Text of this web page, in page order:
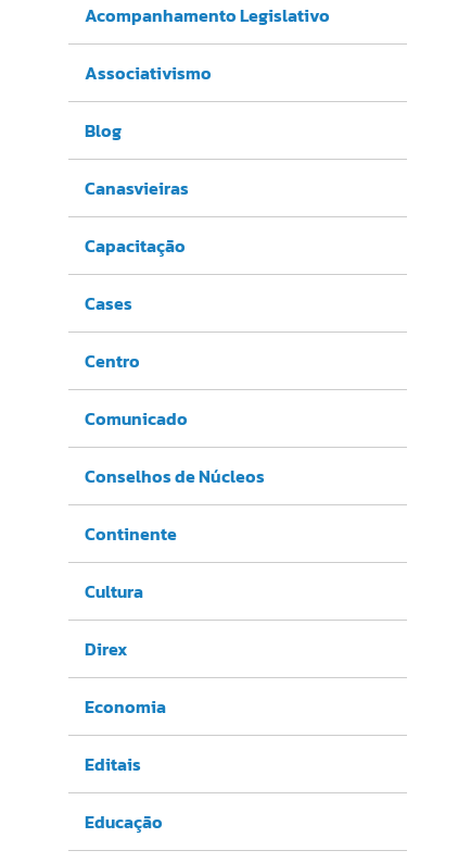
Acompanhamento Legislativo
Associativismo
Blog
Canasvieiras
Capacitação
Cases
Centro
Comunicado
Conselhos de Núcleos
Continente
Cultura
Direx
Economia
Editais
Educação